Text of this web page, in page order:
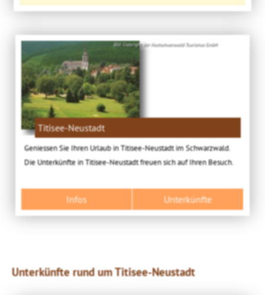
Bild: Copyright der Hochschwarzwald Tourismus GmbH
Titisee-Neustadt
Geniessen Sie Ihren Urlaub in Titisee-Neustadt im Schwarzwald.
Die Unterkünfte in Titisee-Neustadt freuen sich auf Ihren Besuch.
Infos Unterkünfte
Unterkünfte rund um Titisee-Neustadt